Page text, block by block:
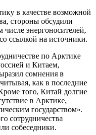
в качестве возможной
стороны обсудили
числе энергоносителей,
ссылкой на источники.
по Арктике
и Китаем,
сомнения в
как в последние
того, Китай долгие
в Арктике,
государством».
сотрудничества
собеседники.